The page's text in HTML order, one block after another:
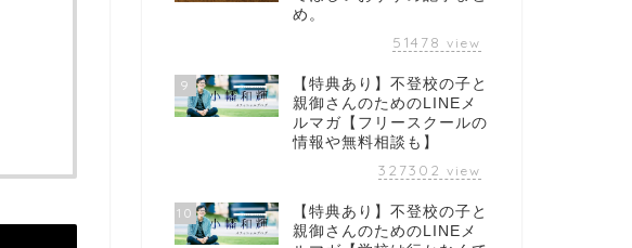
め。
51478 view
9
【特典あり】不登校の子と
親御さんのためのLINEメ
ルマガ【フリースクールの
情報や無料相談も】
327302 view
10
【特典あり】不登校の子と
親御さんのためのLINEメ